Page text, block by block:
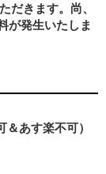
だきます。尚、
が発生いたしま
あす楽不可）